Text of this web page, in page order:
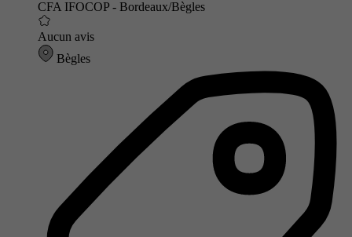
CFA IFOCOP - Bordeaux/Bègles
Aucun avis
Bègles